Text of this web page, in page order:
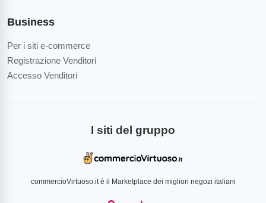
Business
Per i siti e-commerce
Registrazione Venditori
Accesso Venditori
I siti del gruppo
commercioVirtuoso.it è il Marketplace dei migliori negozi italiani